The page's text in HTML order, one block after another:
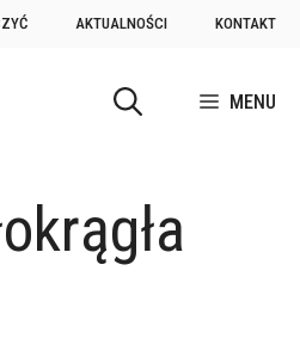
AKTUALNOŚCI KONTAKT
MENU